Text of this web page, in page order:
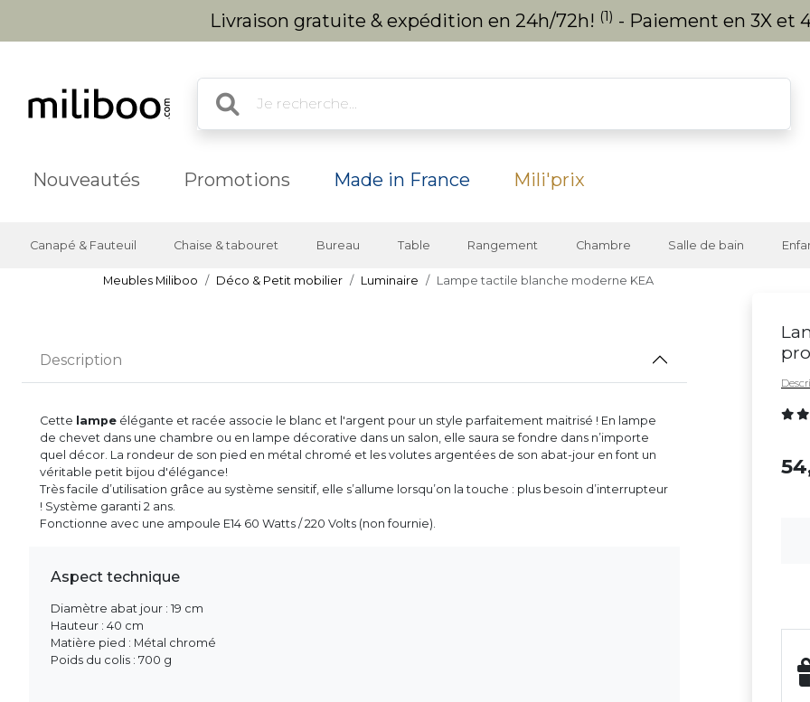
Livraison gratuite & expédition en 24h/72h! (1) - Paiement en 3X et
Nouveautés Promotions Made in France Mili'prix
Canapé & Fauteuil Chaise & tabouret Bureau Table Rangement Chambre Salle de bain
Meubles Miliboo Déco & Petit mobilier Luminaire Lampe tactile blanche moderne KEA
Description
Cette lampe élégante et racée associe le blanc et l'argent pour un style parfaitement maitrisé ! En lampe
de chevet dans une chambre ou en lampe décorative dans un salon, elle saura se fondre dans n’importe
quel décor. La rondeur de son pied en métal chromé et les volutes argentées de son abat-jour en font un
véritable petit bijou d'élégance!
Très facile d’utilisation grâce au système sensitif, elle s’allume lorsqu’on la touche : plus besoin d’interrupteur
! Système garanti 2 ans.
Fonctionne avec une ampoule E14 60 Watts / 220 Volts (non fournie).
Aspect technique
Diamètre abat jour : 19 cm
Hauteur : 40 cm
Matière pied : Métal chromé
Poids du colis : 700 g